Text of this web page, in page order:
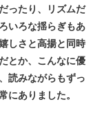
ったり、リズムだ
いろな揺らぎもあ
しさと高揚と同時
とか、こんなに優
読みながらもずっ
にありました​。